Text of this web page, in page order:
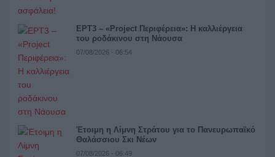
ΕΡΤ3 – «Project Περιφέρεια»: Η καλλιέργεια
του ροδάκινου στη Νάουσα
07/08/2026 - 06:54
Έτοιμη η Λίμνη Στράτου για το Πανευρωπαϊκό
Θαλάσσιου Σκι Νέων
07/08/2026 - 06:49